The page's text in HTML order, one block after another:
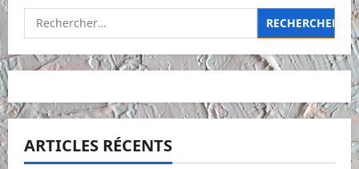
Rechercher :
ARTICLES RÉCENTS